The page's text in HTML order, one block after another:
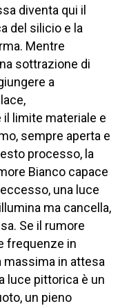
diventa qui il
del silicio e la
Mentre
sottrazione di
a
il limite materiale e
sempre aperta e
processo, la
Bianco capace
una luce
ma cancella,
Se il rumore
frequenze in
massima in attesa
luce pittorica è un
un pieno